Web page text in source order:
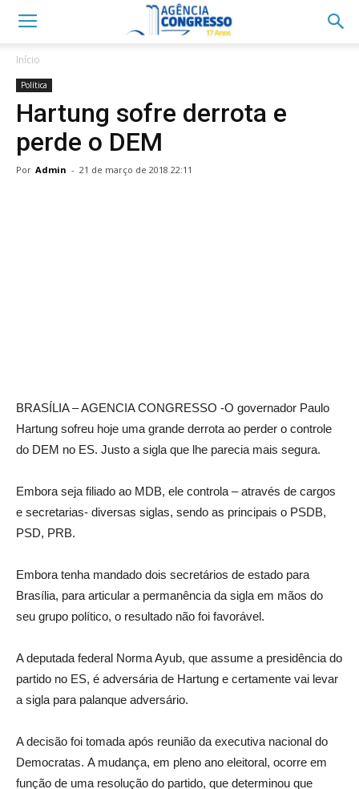
Início
Política
Hartung sofre derrota e
perde o DEM
Por Admin - 21 de março de 2018 22:11
BRASÍLIA – AGENCIA CONGRESSO -O governador Paulo
Hartung sofreu hoje uma grande derrota ao perder o controle
do DEM no ES. Justo a sigla que lhe parecia mais segura.
Embora seja filiado ao MDB, ele controla – através de cargos
e secretarias- diversas siglas, sendo as principais o PSDB,
PSD, PRB.
Embora tenha mandado dois secretários de estado para
Brasília, para articular a permanência da sigla em mãos do
seu grupo político, o resultado não foi favorável.
A deputada federal Norma Ayub, que assume a presidência do
partido no ES, é adversária de Hartung e certamente vai levar
a sigla para palanque adversário.
A decisão foi tomada após reunião da executiva nacional do
Democratas. A mudança, em pleno ano eleitoral, ocorre em
função de uma resolução do partido, que determinou que